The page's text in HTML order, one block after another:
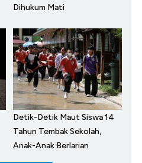
Dihukum Mati
Detik-Detik Maut Siswa 14
Tahun Tembak Sekolah,
Anak-Anak Berlarian